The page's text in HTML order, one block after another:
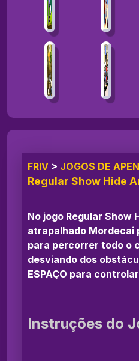
FRIV > JOGOS DE
Regular Show Hide
No jogo Regular Show
atrapalhado Mordecai
para percorrer todo o
desviando dos
ESPAÇO para
Instruções do